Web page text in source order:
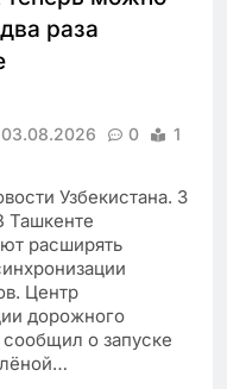
раза
03.08.2026 0
1
Узбекистана. 3
Ташкенте
расширять
Центр
дорожного
о запуске